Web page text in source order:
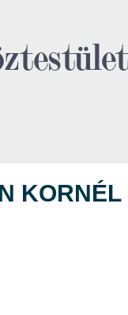
KORNÉL